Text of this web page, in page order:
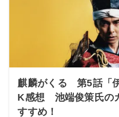
麒麟がくる 第5話「
K感想 池端俊策氏の
すすめ！